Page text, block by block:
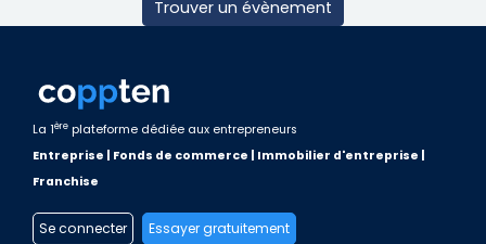
Trouver un évènement
La 1ère plateforme dédiée aux entrepreneurs
Entreprise | Fonds de commerce | Immobilier d'entreprise |
Franchise
Se connecter Essayer gratuitement